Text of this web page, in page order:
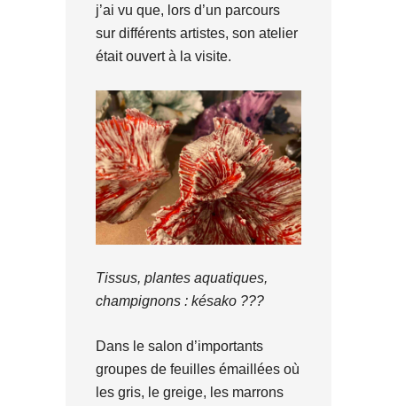
j’ai vu que, lors d’un parcours
sur différents artistes, son atelier
était ouvert à la visite.
Tissus, plantes aquatiques,
champignons : késako ???
Dans le salon d’importants
groupes de feuilles émaillées où
les gris, le greige, les marrons